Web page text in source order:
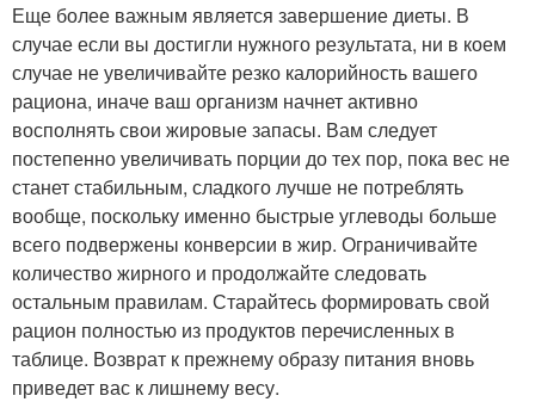
Еще более важным является завершение диеты. В
случае если вы достигли нужного результата, ни в коем
случае не увеличивайте резко калорийность вашего
рациона, иначе ваш организм начнет активно
восполнять свои жировые запасы. Вам следует
постепенно увеличивать порции до тех пор, пока вес не
станет стабильным, сладкого лучше не потреблять
вообще, поскольку именно быстрые углеводы больше
всего подвержены конверсии в жир. Ограничивайте
количество жирного и продолжайте следовать
остальным правилам. Старайтесь формировать свой
рацион полностью из продуктов перечисленных в
таблице. Возврат к прежнему образу питания вновь
приведет вас к лишнему весу.